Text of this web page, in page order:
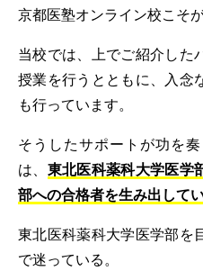
京都医塾オンライン校こそが
当校では、上でご紹介した
授業を行うとともに、入念
も行っています。
そうしたサポートが功を
は、 東北医科薬科大学医学
部への合格者を生み出して
東北医科薬科大学医学部を
で迷っている。